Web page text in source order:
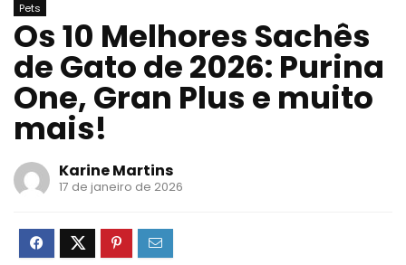
Pets
Os 10 Melhores Sachês
de Gato de 2026: Purina
One, Gran Plus e muito
mais!
Karine Martins
17 de janeiro de 2026